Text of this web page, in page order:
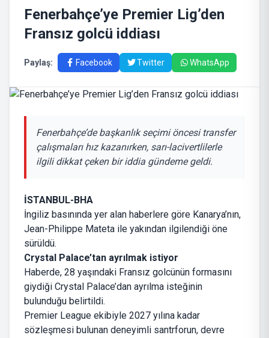
Fenerbahçe’ye Premier Lig’den
Fransız golcü iddiası
Paylaş: Facebook Twitter WhatsApp
Fenerbahçe’de başkanlık seçimi öncesi transfer
çalışmaları hız kazanırken, sarı-lacivertlilerle
ilgili dikkat çeken bir iddia gündeme geldi.
İSTANBUL-BHA
İngiliz basınında yer alan haberlere göre Kanarya’nın,
Jean-Philippe Mateta ile yakından ilgilendiği öne
sürüldü.
Crystal Palace’tan ayrılmak istiyor
Haberde, 28 yaşındaki Fransız golcünün formasını
giydiği Crystal Palace’dan ayrılma isteğinin
bulunduğu belirtildi.
Premier League ekibiyle 2027 yılına kadar
sözleşmesi bulunan deneyimli santrforun, devre